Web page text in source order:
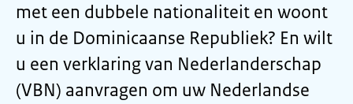
met een dubbele nationaliteit en woont
u in de Dominicaanse Republiek? En wilt
u een verklaring van Nederlanderschap
(VBN) aanvragen om uw Nederlandse